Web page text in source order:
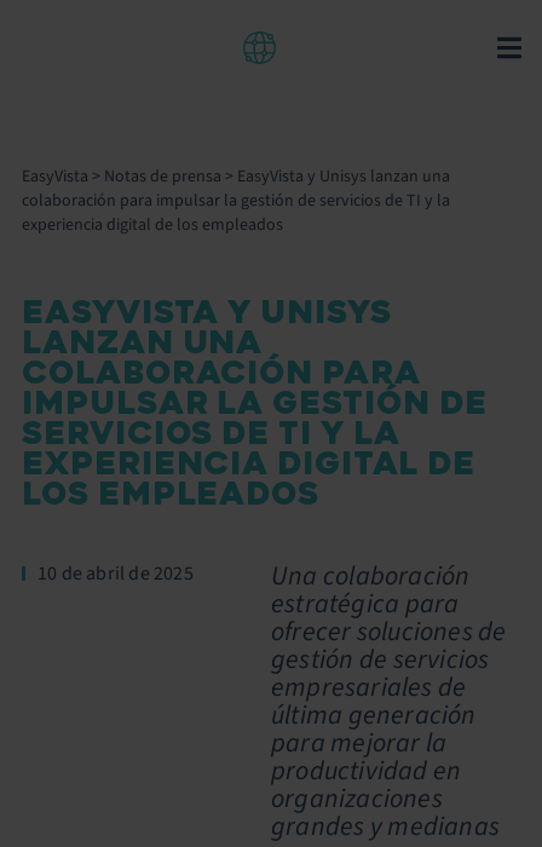
EasyVista > Notas de prensa > EasyVista y Unisys lanzan una
colaboración para impulsar la gestión de servicios de TI y la
experiencia digital de los empleados
EASYVISTA Y UNISYS
LANZAN UNA
COLABORACIÓN PARA
IMPULSAR LA GESTIÓN DE
SERVICIOS DE TI Y LA
EXPERIENCIA DIGITAL DE
LOS EMPLEADOS
10 de abril de 2025 Una colaboración
estratégica para
ofrecer soluciones de
gestión de servicios
empresariales de
última generación
para mejorar la
productividad en
organizaciones
grandes y medianas